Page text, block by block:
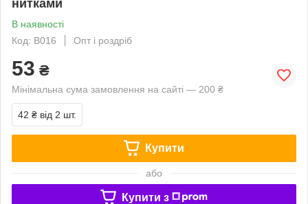
нитками
В наявності
Код: B016
Опт і роздріб
53 ₴
Мінімальна сума замовлення на сайті — 200 ₴
42 ₴ від 2 шт.
Купити
або
Купити з